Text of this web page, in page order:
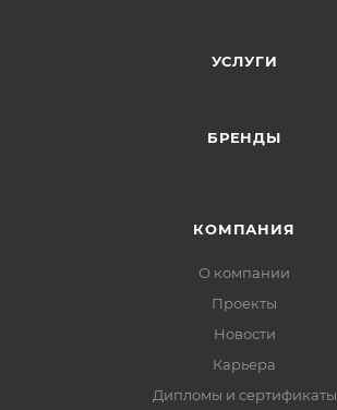
УСЛУГИ
БРЕНДЫ
КОМПАНИЯ
О компании
Проекты
Новости
Карьера
Дипломы и сертификаты